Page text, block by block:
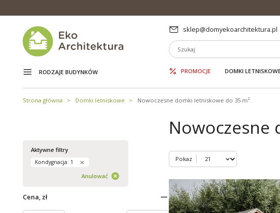
sklep@domyekoarchitektura.pl
RODZAJE BUDYNKÓW PROMOCJE DOMKI
Strona główna Domki letniskowe Nowoczesne domki letniskowe do 35 m²
Aktywne filtry
Kondygnacja: 1
Anulować
Cena, zł
Nowoczesne
Pokaz